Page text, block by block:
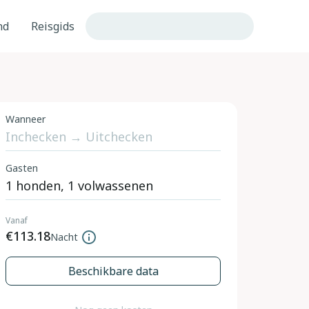
Reisgids
Wanneer
Gasten
Vanaf
€113.18Nacht
Beschikbare data